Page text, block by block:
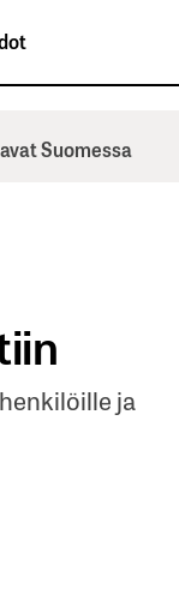
Suomessa
ja